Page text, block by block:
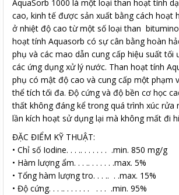
AquaSorb 1000 là một loại than hoạt tính
cao, kinh tế được sản xuất bằng cách hoạt
ở nhiệt độ cao từ một số loại than
hoạt tính Aquasorb có sự cân bằng hoàn
phụ và các mao dẫn cung cấp hiệu suất
các ứng dụng xử lý nước. Than hoạt tính
phụ có mật độ cao và cung cấp một phạm
thể tích tối đa. Độ cứng và độ bền cơ học
thất không đáng kể trong quá trình xúc rửa
lần kích hoạt sử dụng lại mà không mất đi
ĐẶC ĐIỂM KỸ THUẬT:
• Chỉ số Iodine. . . .. . . . . . . .min. 850 mg/g
• Hàm lượng ẩm. . . .. . . . . . .max. 5%
• Tổng hàm lượng tro. . . .. . .max. 15%
• Độ cứng. . . .. . . . . . . . . . .min. 95%